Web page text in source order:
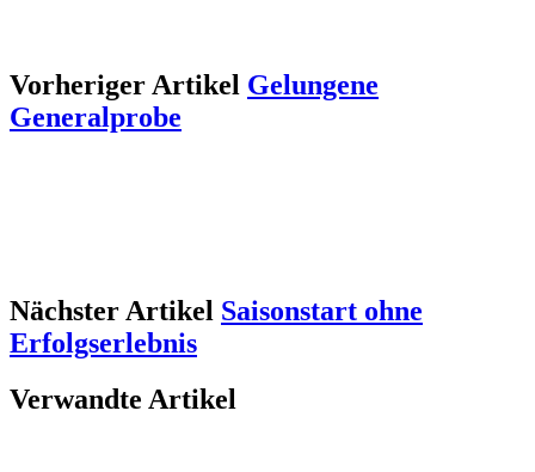
Vorheriger Artikel Gelungene
Generalprobe
Nächster Artikel Saisonstart ohne
Erfolgserlebnis
Verwandte Artikel